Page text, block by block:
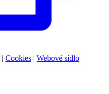
| Cookies | Webové sídlo